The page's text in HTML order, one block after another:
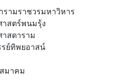
รามราชวรมหาวิหาร
าสตร์พนมรุ้ง
สดาราม
รย์ทิพยอาสน์
มาคม